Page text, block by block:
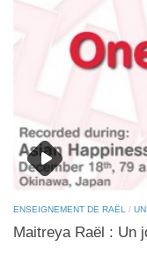
ENSEIGNEMENT DE RAËL /
Maitreya Raël : Un